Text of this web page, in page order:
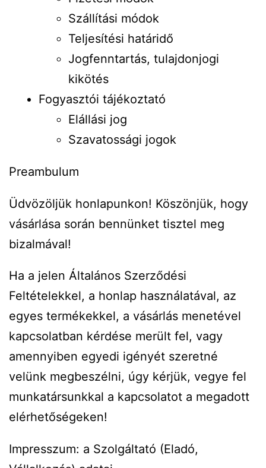
Szállítási módok
Teljesítési határidő
Jogfenntartás, tulajdonjogi
kikötés
Fogyasztói tájékoztató
Elállási jog
Szavatossági jogok
Preambulum
Üdvözöljük honlapunkon! Köszönjük, hogy
vásárlása során bennünket tisztel meg
bizalmával!
Ha a jelen Általános Szerződési
Feltételekkel, a honlap használatával, az
egyes termékekkel, a vásárlás menetével
kapcsolatban kérdése merült fel, vagy
amennyiben egyedi igényét szeretné
velünk megbeszélni, úgy kérjük, vegye fel
munkatársunkkal a kapcsolatot a megadott
elérhetőségeken!
Impresszum: a Szolgáltató (Eladó,